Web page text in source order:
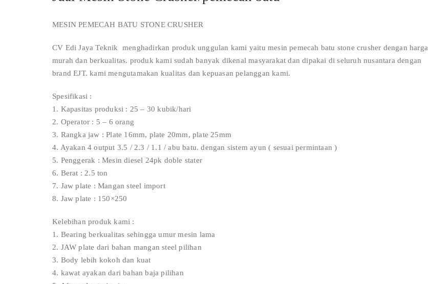
MESIN PEMECAH BATU STONE CRUSHER
CV Edi Jaya Teknik menghadirkan produk unggulan kami yaitu mesin pemecah batu stone crusher dengan harga
murah dan berkualitas. produk kami sudah banyak dikenal masyarakat dan dipakai di seluruh nusantara dengan
brand EJT. kami mengutamakan kualitas dan kepuasan pelanggan kami.
Spesifikasi :
1. Kapasitas produksi : 25 – 30 kubik/hari
2. Operator : 5 – 6 orang
3. Rangka jaw : Plate 16mm, plate 20mm, plate 25mm
4. Ayakan 4 output 3.5 / 2.3 / 1.1 / abu batu. dengan sistem ayun ( sesuai permintaan )
5. Penggerak : Mesin diesel 24pk doble stater
6. Berat : 2.5 ton
7. Jaw plate : Mangan steel import
8. Jaw plate : 150×250
Kelebihan produk kami :
1. Bearing berkualitas sehingga umur mesin lama
2. JAW plate dari bahan mangan steel pilihan
3. Body lebih kokoh dan kuat
4. kawat ayakan dari bahan baja pilihan